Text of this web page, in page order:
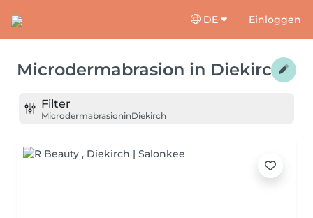
DE Einloggen
Microdermabrasion in Diekirch
Filter
MicrodermabrasioninDiekirch